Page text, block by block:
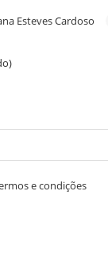
Esteves Cardoso
e condições